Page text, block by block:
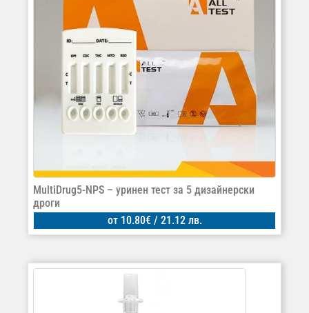
MultiDrug5-NPS – уринен тест за 5 дизайнерски
дроги
от 10.80€/ 21.12 лв.